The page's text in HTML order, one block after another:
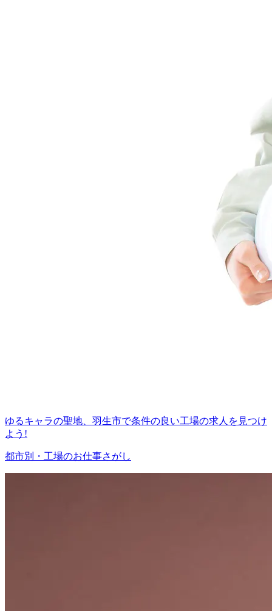
ゆるキャラの聖地、羽生市で条件の良い工場の求人を見つけ
よう!
都市別・工場のお仕事さがし